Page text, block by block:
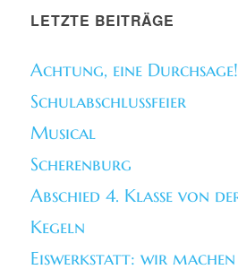
LETZTE BEITRÄGE
Achtung, eine Durchsage!
Schulabschlussfeier
Musical
Scherenburg
Abschied 4. Klasse von
Kegeln
Eiswerkstatt: wir machen